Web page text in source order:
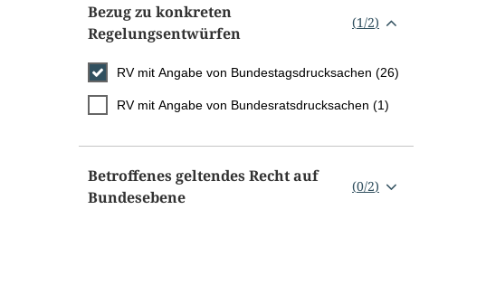
Bezug zu konkreten
Regelungsentwürfen
(1/2)
RV mit Angabe von Bundestagsdrucksachen (26)
RV mit Angabe von Bundesratsdrucksachen (1)
Betroffenes geltendes Recht auf
Bundesebene
(0/2)